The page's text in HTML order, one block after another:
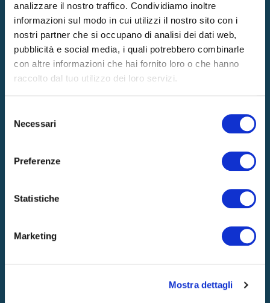
analizzare il nostro traffico. Condividiamo inoltre
informazioni sul modo in cui utilizzi il nostro sito con i
nostri partner che si occupano di analisi dei dati web,
pubblicità e social media, i quali potrebbero combinarle
con altre informazioni che hai fornito loro o che hanno
raccolto dal tuo utilizzo dei loro servizi.
delNecessari
Preferenze
Statistiche
Marketing
Mostra dettagli
Prodotti
MATERASSI
RETI
GUANCIALI
ACCESSORI
LA NOSTRA ESSENZA
INNOVAZIONI E TECNOLOGIE
Contatti